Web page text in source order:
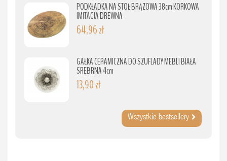
PODKŁADKA NA STÓŁ BRĄZOWA 38cm KORKOWA
IMITACJA DREWNA
64,96 zł
GAŁKA CERAMICZNA DO SZUFLADY MEBLI BIAŁA
SREBRNA 4cm
13,90 zł
Wszystkie bestsellery